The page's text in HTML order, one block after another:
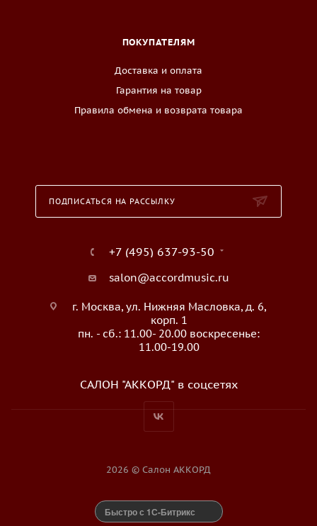
ПОКУПАТЕЛЯМ
Доставка и оплата
Гарантия на товар
Правила обмена и возврата товара
ПОДПИСАТЬСЯ НА РАССЫЛКУ
+7 (495) 637-93-50
salon@accordmusic.ru
г. Москва, ул. Нижняя Масловка, д. 6,
корп. 1
пн. - сб.: 11.00- 20.00 воскресенье:
11.00-19.00
САЛОН "АККОРД" в соцсетях
2026 © Салон АККОРД
Быстро с 1С-Битрикс